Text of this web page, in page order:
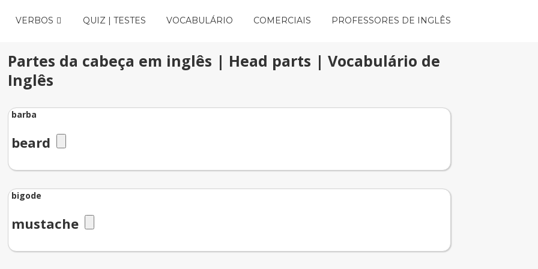
VERBOS QUIZ | TESTES VOCABULÁRIO COMERCIAIS PROFESSORES DE INGLÊS
Partes da cabeça em inglês | Head parts | Vocabulário de
Inglês
barba
beard
bigode
mustache